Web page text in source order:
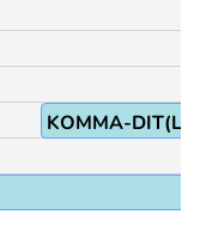
KOMMA-DIT(Lb)